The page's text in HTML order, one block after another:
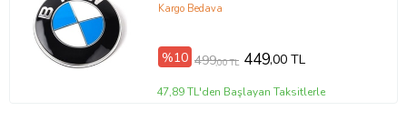
Kargo Bedava
%10 499,00 TL 449,00 TL
47,89 TL'den Başlayan Taksitlerle